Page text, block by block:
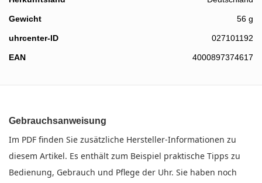
Gewicht 56 g
uhrcenter-ID 027101192
EAN 4000897374617
Gebrauchsanweisung
Im PDF finden Sie zusätzliche Hersteller-Informationen zu
diesem Artikel. Es enthält zum Beispiel praktische Tipps zu
Bedienung, Gebrauch und Pflege der Uhr. Sie haben noch